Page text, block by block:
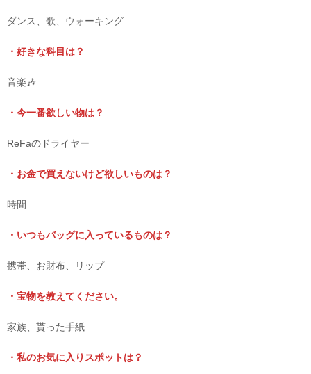
ダンス、歌、ウォーキング
・好きな科目は？
音楽🎶
・今一番欲しい物は？
ReFaのドライヤー
・お金で買えないけど欲しいものは？
時間
・いつもバッグに入っているものは？
携帯、お財布、リップ
・宝物を教えてください。
家族、貰った手紙
・私のお気に入りスポットは？